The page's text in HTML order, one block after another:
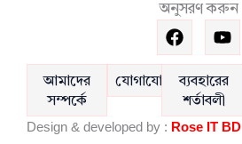
অনুসরণ করুন
F
a
c
e
b
o
o
Y
o
u
t
u
b
e
আমাদের
সম্পর্কে
যোগাযোগ
ব্যবহারের
শর্তাবলী
Design & developed by : Rose IT BD